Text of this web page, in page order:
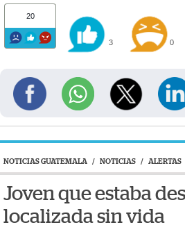
20
3 0
NOTICIAS GUATEMALA / NOTICIAS / ALERTAS
Joven que estaba
localizada sin vida